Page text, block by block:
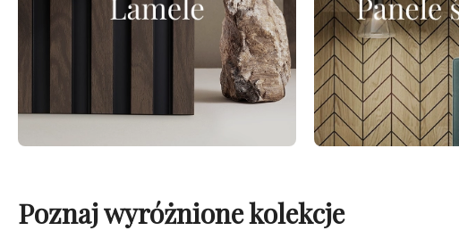
Poznaj wyróżnione kolekcje